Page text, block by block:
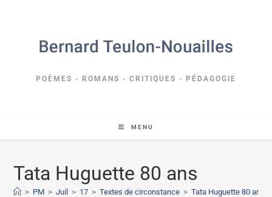
POÈMES - ROMANS - CRITIQUES - PÉDAGOGIE
MENU
Tata Huguette 80 ans
> PM > Juil > 17 > Textes de circonstance > Tata Huguette 80 ans